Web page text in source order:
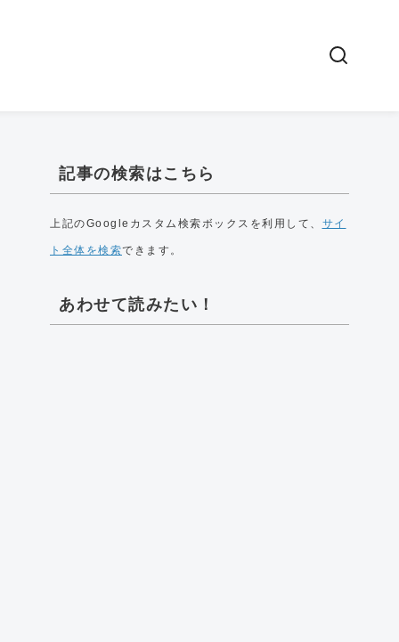
記事の検索はこちら
上記のGoogleカスタム検索ボックスを利用して、 サイ
ト全体を検索できます。
あわせて読みたい！